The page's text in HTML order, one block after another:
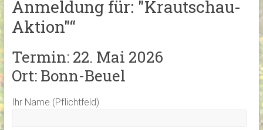
Anmeldung für: "Krautschau-
Aktion"“
Termin: 22. Mai 2026
Ort: Bonn-Beuel
Ihr Name (Pflichtfeld)